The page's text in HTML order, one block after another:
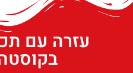
עזרה עם